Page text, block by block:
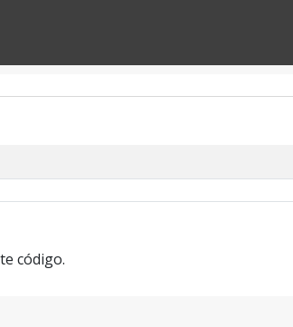
código.